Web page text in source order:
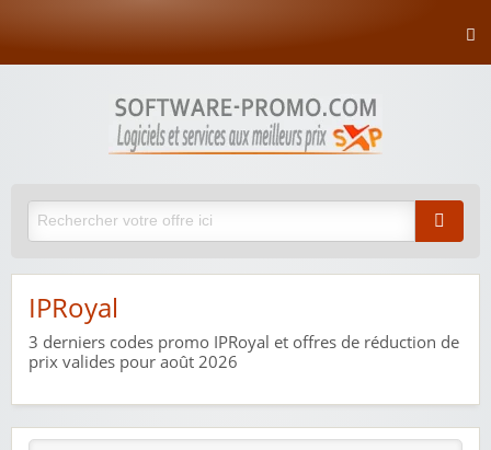
IPRoyal
3 derniers codes promo IPRoyal et offres de réduction de
prix valides pour août 2026